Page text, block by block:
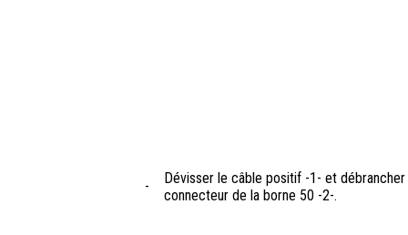
-
Dévisser le câble positif -1- et
connecteur de la borne 50 -2-.